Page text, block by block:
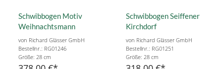
Schwibbogen Motiv
Weihnachtsmann
von Richard Glässer GmbH
Bestellnr.: RG01246
Größe: 28 cm
Schwibbogen Seiffener
Kirchdorf
von Richard Glässer GmbH
Bestellnr.: RG01251
Größe: 28 cm